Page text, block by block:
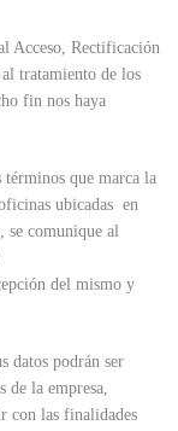
Acceso, Rectificación
al tratamiento de los
fin nos haya
que marca la
ubicadas en
comunique al
del mismo y
datos podrán ser
de la empresa,
con las finalidades